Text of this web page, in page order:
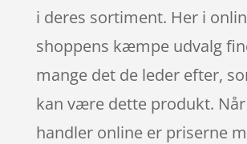
i deres sortiment. Her i
shoppens kæmpe udvalg
mange det de leder efter,
kan være dette produkt.
handler online er priserne